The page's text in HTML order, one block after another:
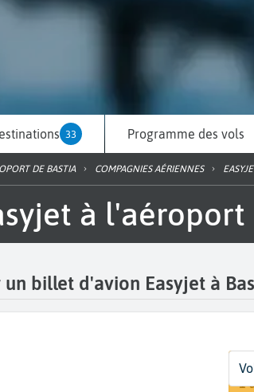
33 Programme des vols
DE BASTIA COMPAGNIES AÉRIENNES
à
un billet d'avion Easyjet à
1